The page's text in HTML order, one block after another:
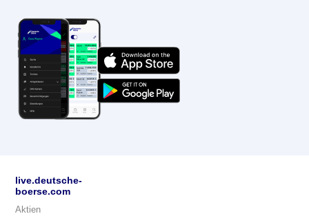
live.deutsche-
boerse.com
Aktien